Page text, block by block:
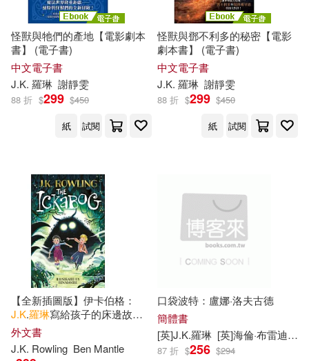
怪獸與牠們的產地【電影劇本
書】 (電子書)
中文電子書
J.K. 羅琳 謝靜雯
88 折 $299 $450
紙
試閱
怪獸與鄧不利多的秘密【電影
劇本書】 (電子書)
中文電子書
J.K. 羅琳 謝靜雯
88 折 $299 $450
紙
試閱
【全新插圖版】伊卡伯格：
J.K.羅琳寫給孩子的床邊故事
The Ickabog (Ben Mantle
Illustrated Edition)
外文書
J.K. Rowling Ben Mantle
口袋波特：盧娜·洛夫古德
簡體書
[英]J.K.羅琳 [英]海倫·布雷迪 土
87 折 $256 $294